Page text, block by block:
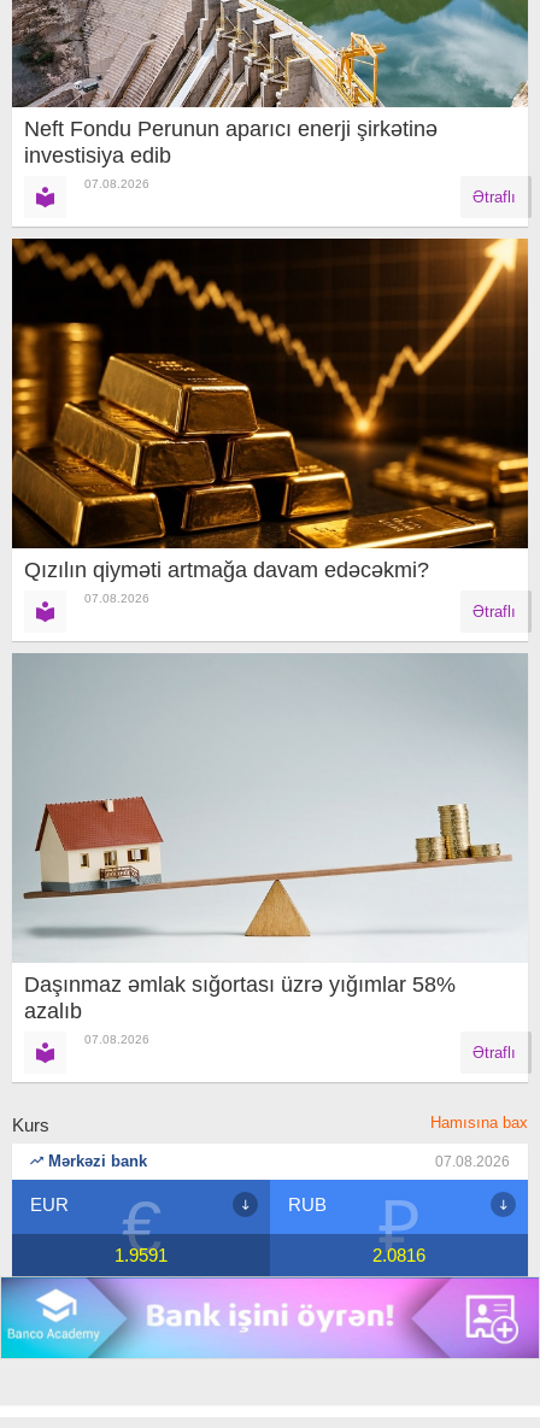
Neft Fondu Perunun aparıcı enerji şirkətinə
investisiya edib
07.08.2026
Ətraflı
Qızılın qiyməti artmağa davam edəcəkmi?
07.08.2026
Ətraflı
Daşınmaz əmlak sığortası üzrə yığımlar 58%
azalıb
07.08.2026
Ətraflı
Kurs Hamısına bax
Mərkəzi bank 07.08.2026
₽
RUB $
USD